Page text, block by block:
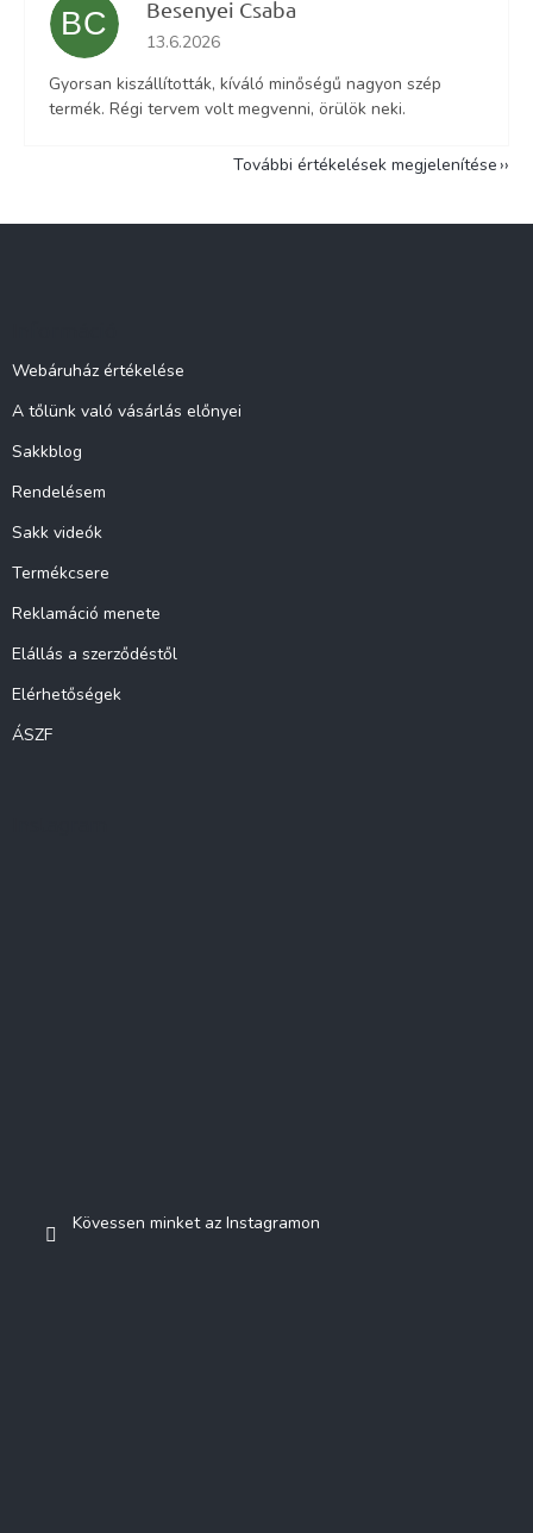
BC Besenyei Csaba
Az áruház értékelése 5-ből 5 csillag.
13.6.2026
Gyorsan kiszállították, kíváló minőségű nagyon szép
termék. Régi tervem volt megvenni, örülök neki.
További értékelések megjelenítése
Webáruház értékelése
A tőlünk való vásárlás előnyei
Sakkblog
Rendelésem
Sakk videók
Termékcsere
Reklamáció menete
Elállás a szerződéstől
Elérhetőségek
ÁSZF
Kövessen minket az Instagramon